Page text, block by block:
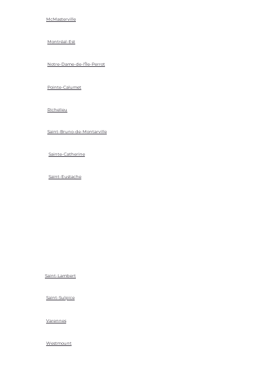
McMasterville
Montréal-Est
Notre-Dame-de-l'Île-Perrot
Pointe-Calumet
Richelieu
Saint-Bruno-de-Montarville
Sainte-Catherine
Saint-Eustache
Saint-Lambert
Saint-Sulpice
Varennes
Westmount